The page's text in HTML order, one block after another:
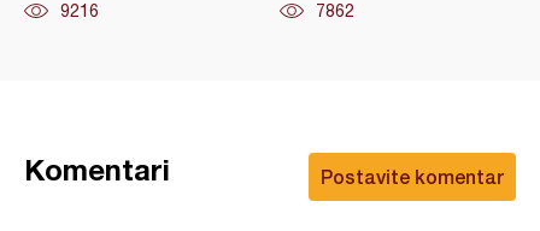
9216 7862
Postavite komentar
Komentari